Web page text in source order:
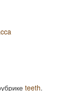
teeth.